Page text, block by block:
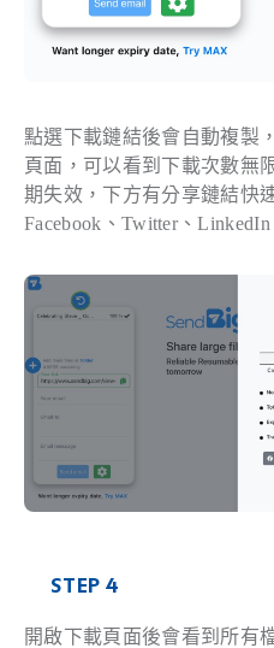
點選下載鏈結後會自動複製
頁面，可以看到下載次數無
期失效，下方有分享鏈結快
Facebook、Twitter、LinkedIn
STEP 4
開啟下載頁面後會看到所有